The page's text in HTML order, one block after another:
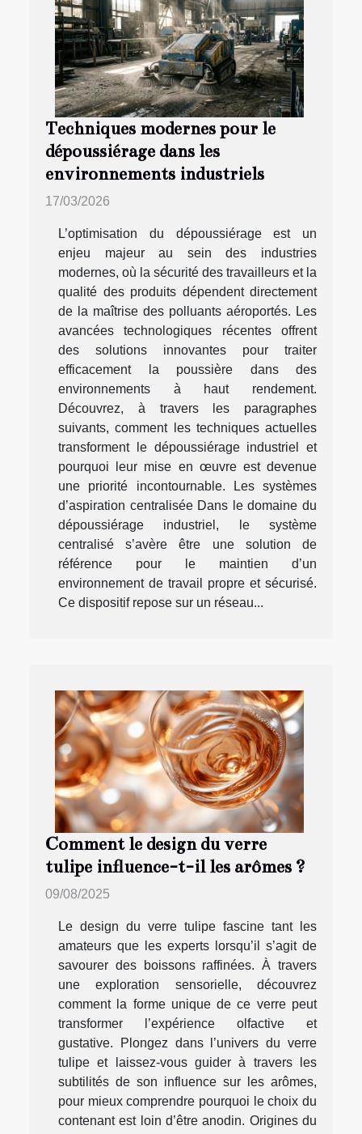
Techniques modernes pour le
dépoussiérage dans les
environnements industriels
17/03/2026
L’optimisation du dépoussiérage est un
enjeu majeur au sein des industries
modernes, où la sécurité des travailleurs et la
qualité des produits dépendent directement
de la maîtrise des polluants aéroportés. Les
avancées technologiques récentes offrent
des solutions innovantes pour traiter
efficacement la poussière dans des
environnements à haut rendement.
Découvrez, à travers les paragraphes
suivants, comment les techniques actuelles
transforment le dépoussiérage industriel et
pourquoi leur mise en œuvre est devenue
une priorité incontournable. Les systèmes
d’aspiration centralisée Dans le domaine du
dépoussiérage industriel, le système
centralisé s’avère être une solution de
référence pour le maintien d’un
environnement de travail propre et sécurisé.
Ce dispositif repose sur un réseau...
Comment le design du verre
tulipe influence-t-il les arômes ?
09/08/2025
Le design du verre tulipe fascine tant les
amateurs que les experts lorsqu’il s’agit de
savourer des boissons raffinées. À travers
une exploration sensorielle, découvrez
comment la forme unique de ce verre peut
transformer l’expérience olfactive et
gustative. Plongez dans l’univers du verre
tulipe et laissez-vous guider à travers les
subtilités de son influence sur les arômes,
pour mieux comprendre pourquoi le choix du
contenant est loin d’être anodin. Origines du